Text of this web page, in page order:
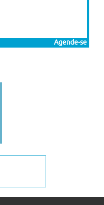
Agende-se